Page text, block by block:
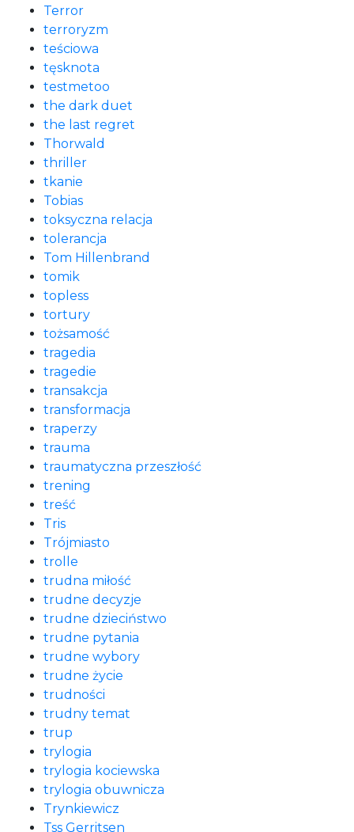
Terror
terroryzm
teściowa
tęsknota
testmetoo
the dark duet
the last regret
Thorwald
thriller
tkanie
Tobias
toksyczna relacja
tolerancja
Tom Hillenbrand
tomik
topless
tortury
tożsamość
tragedia
tragedie
transakcja
transformacja
traperzy
trauma
traumatyczna przeszłość
trening
treść
Tris
Trójmiasto
trolle
trudna miłość
trudne decyzje
trudne dzieciństwo
trudne pytania
trudne wybory
trudne życie
trudności
trudny temat
trup
trylogia
trylogia kociewska
trylogia obuwnicza
Trynkiewicz
Tss Gerritsen